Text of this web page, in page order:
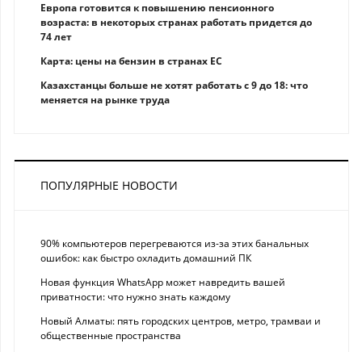
Европа готовится к повышению пенсионного
возраста: в некоторых странах работать придется до
74 лет
Карта: цены на бензин в странах ЕС
Казахстанцы больше не хотят работать с 9 до 18: что
меняется на рынке труда
ПОПУЛЯРНЫЕ НОВОСТИ
90% компьютеров перегреваются из-за этих банальных
ошибок: как быстро охладить домашний ПК
Новая функция WhatsApp может навредить вашей
приватности: что нужно знать каждому
Новый Алматы: пять городских центров, метро, трамваи и
общественные пространства